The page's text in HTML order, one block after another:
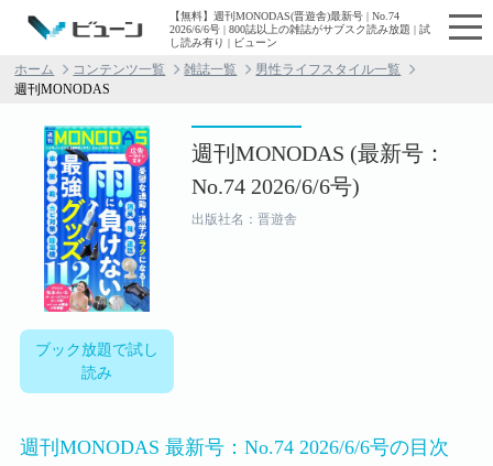
【無料】週刊MONODAS(晋遊舎)最新号 | No.74
2026/6/6号 | 800誌以上の雑誌がサブスク読み放題 | 試
し読み有り | ビューン
ホーム コンテンツ一覧 雑誌一覧
男性ライフスタイル一覧
週刊MONODAS
ブック放題で試し
読み
週刊MONODAS (最新号：
No.74 2026/6/6号)
出版社名：晋遊舎
週刊MONODAS 最新号：No.74 2026/6/6号の目次